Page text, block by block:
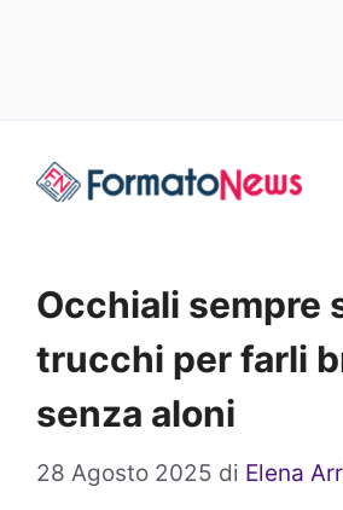
Occhiali sempre
trucchi per farli
senza aloni
28 Agosto 2025 di Elena